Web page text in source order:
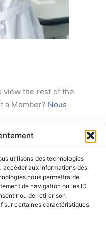
utilisons des technologies
aux informations des
nous permettra de
de navigation ou les ID
ou de retirer son
sur certaines caractéristiques
view the rest of the
a Member? Nous
Article suivant